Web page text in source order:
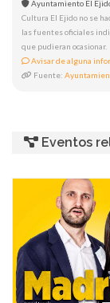
Ayuntamiento El
Cultura El Ejido no se
las fuentes oficiales
que pudieran ocasionar.
Avisar de alguna
Fuente:
Eventos